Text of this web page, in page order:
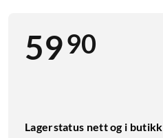
5990
Lagerstatus nett og i butikk